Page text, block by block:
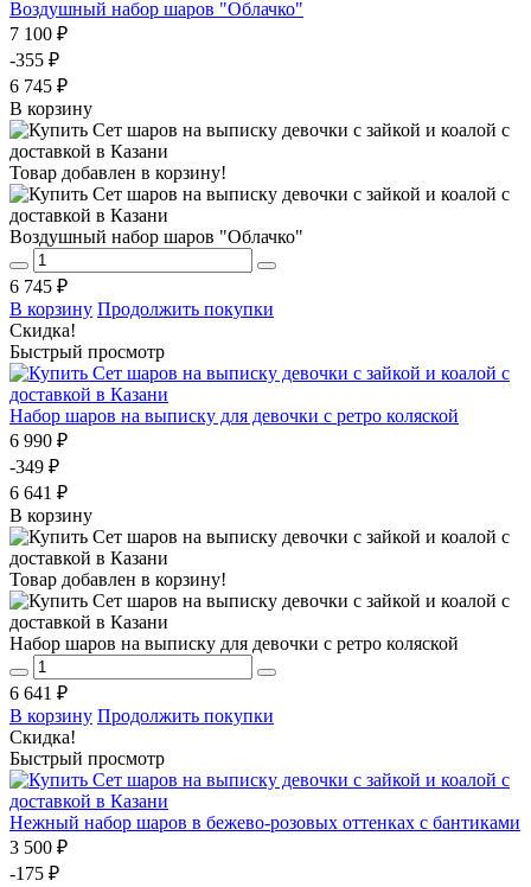
Воздушный набор шаров "Облачко"
7 100 ₽
-355 ₽
6 745 ₽
В корзину
Товар добавлен в корзину!
Воздушный набор шаров "Облачко"
6 745 ₽
В корзину Продолжить покупки
Скидка!
Быстрый просмотр
Набор шаров на выписку для девочки с ретро коляской
6 990 ₽
-349 ₽
6 641 ₽
В корзину
Товар добавлен в корзину!
Набор шаров на выписку для девочки с ретро коляской
6 641 ₽
В корзину Продолжить покупки
Скидка!
Быстрый просмотр
Нежный набор шаров в бежево-розовых оттенках с бантиками
3 500 ₽
-175 ₽